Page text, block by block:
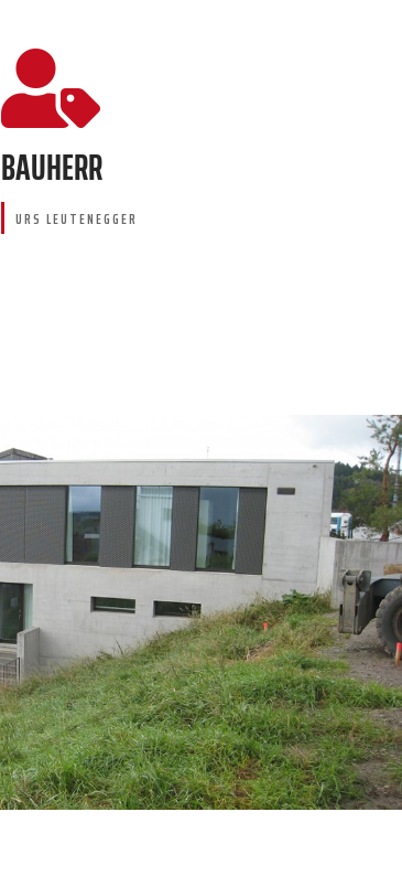

BAUHERR
URS LEUTENEGGER